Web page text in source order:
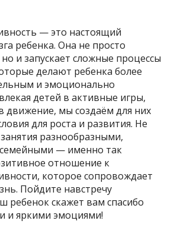
— это настоящий
ребенка. Она не просто
и запускает сложные процессы
делают ребенка более
и эмоционально
детей в активные игры,
движение, мы создаём для них
для роста и развития. Не
разнообразными,
— именно так
отношение к
которое сопровождает
Пойдите навстречу
ребенок скажет вам спасибо
и яркими эмоциями!